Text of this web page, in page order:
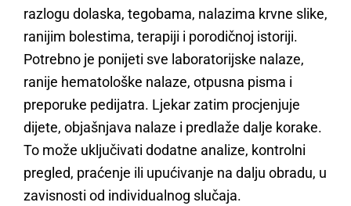
razlogu dolaska, tegobama, nalazima krvne slike,
ranijim bolestima, terapiji i porodičnoj istoriji.
Potrebno je ponijeti sve laboratorijske nalaze,
ranije hematološke nalaze, otpusna pisma i
preporuke pedijatra. Ljekar zatim procjenjuje
dijete, objašnjava nalaze i predlaže dalje korake.
To može uključivati dodatne analize, kontrolni
pregled, praćenje ili upućivanje na dalju obradu, u
zavisnosti od individualnog slučaja.